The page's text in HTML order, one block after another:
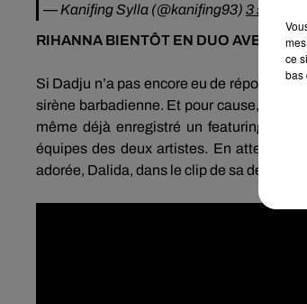
— Kanifing Sylla (@kanifing93) 3
RIHANNA BIENTÔT EN DUO AVEC
Si Dadju n’a pas encore eu de réponse de
sirène barbadienne. Et pour cause,
même déjà enregistré un featuring
équipes des deux artistes. En attendant
adorée, Dalida, dans le clip de sa dernière
ce
bas